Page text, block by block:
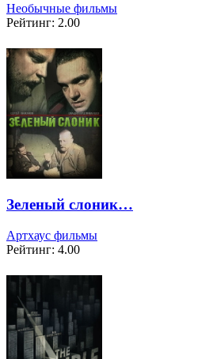
Необычные фильмы
Рейтинг: 2.00
Зеленый слоник…
Артхаус фильмы
Рейтинг: 4.00